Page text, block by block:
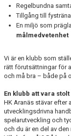
Regelbundna
Tillgång till
En miljö som
målmedvetenhet
Vi är en klubb som
rätt förutsättningar för
och må bra – både på
En klubb att vara stolt
HK Aranäs stävar efter
utvecklingsdrivna
spelarutveckling och
och du är en del av den